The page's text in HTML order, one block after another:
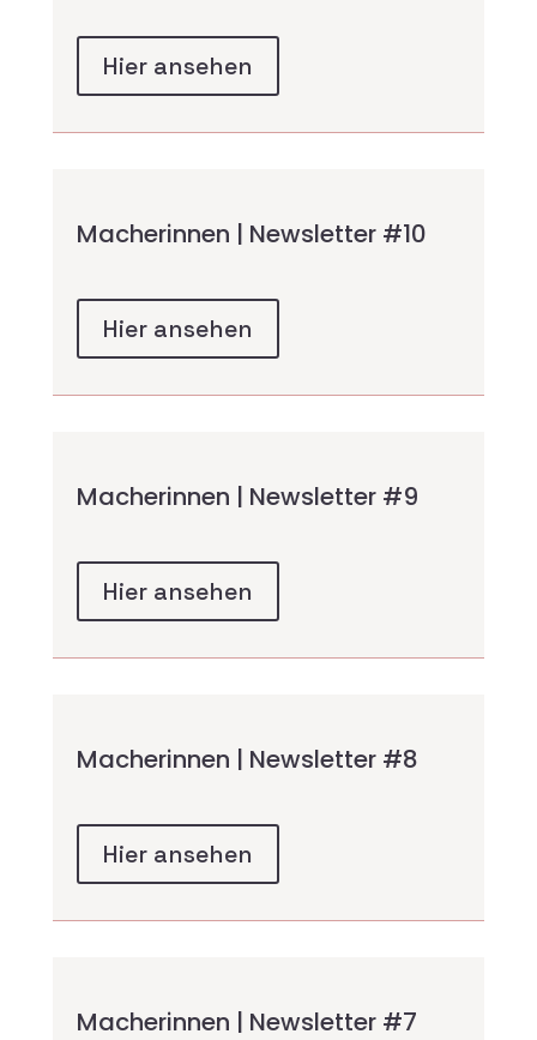
Hier ansehen
Macherinnen | Newsletter #10
Hier ansehen
Macherinnen | Newsletter #9
Hier ansehen
Macherinnen | Newsletter #8
Hier ansehen
Macherinnen | Newsletter #7